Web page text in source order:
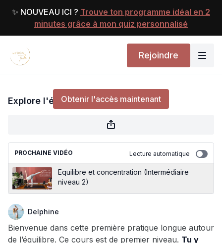
✨ NOUVEAU ICI ? Trouve ton programme idéal en 2
minutes grâce à mon quiz personnalisé
Rejoindre
Explore l'équilibre (Débutant)
Obtenir l'accès maintenant
pour continuer
Explore l'équilibre (Débutant)
PROCHAINE VIDÉO Lecture automatique
Equilibre et concentration (Intermédiaire
niveau 2)
Delphine
Bienvenue dans cette première pratique longue autour
de l’équilibre. Ce cours est de premier niveau. Tu y